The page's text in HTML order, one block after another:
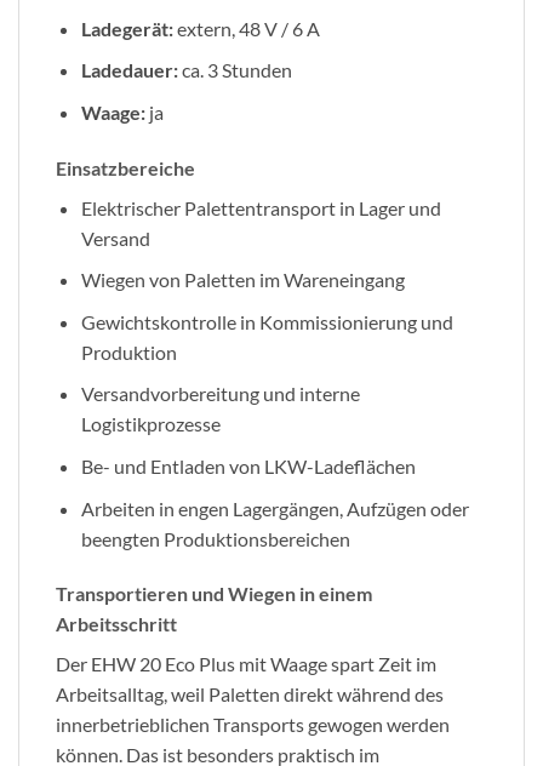
Ladegerät:extern, 48 V / 6 A
Ladedauer:ca. 3 Stunden
Waage:ja
Einsatzbereiche
Elektrischer Palettentransport in Lager und
Versand
Wiegen von Paletten im Wareneingang
Gewichtskontrolle in Kommissionierung und
Produktion
Versandvorbereitung und interne
Logistikprozesse
Be- und Entladen von LKW-Ladeflächen
Arbeiten in engen Lagergängen, Aufzügen oder
beengten Produktionsbereichen
Transportieren und Wiegen in einem
Arbeitsschritt
Der EHW 20 Eco Plus mit Waage spart Zeit im
Arbeitsalltag, weil Paletten direkt während des
innerbetrieblichen Transports gewogen werden
können. Das ist besonders praktisch im